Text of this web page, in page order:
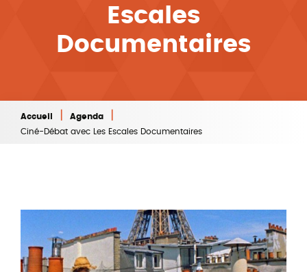
Escales
Documentaires
Accueil Agenda
Ciné-Débat avec Les Escales Documentaires